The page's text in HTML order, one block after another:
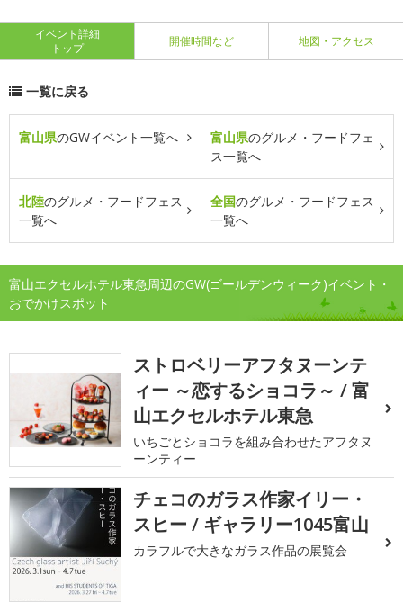
イベント詳細
トップ
開催時間など 地図・アクセス
一覧に戻る
富山県のGWイベント一覧へ 富山県のグルメ・フードフェ
ス一覧へ
北陸のグルメ・フードフェス
一覧へ
全国のグルメ・フードフェス
一覧へ
富山エクセルホテル東急周辺のGW(ゴールデンウィーク)イベント・
おでかけスポット
ストロベリーアフタヌーンテ
ィー ～恋するショコラ～ / 富
山エクセルホテル東急
いちごとショコラを組み合わせたアフタヌ
ーンティー
チェコのガラス作家イリー・
スヒー / ギャラリー1045富山
カラフルで大きなガラス作品の展覧会